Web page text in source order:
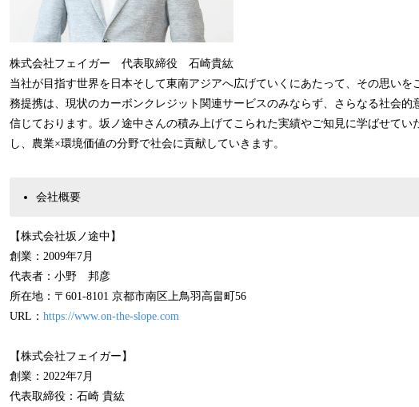
株式会社フェイガー 代表取締役 石崎貴紘
当社が目指す世界を日本そして東南アジアへ広げていくにあたって、その思いを
務提携は、現状のカーボンクレジット関連サービスのみならず、さらなる社会的
信じております。坂ノ途中さんの積み上げてこられた実績やご知見に学ばせてい
し、農業×環境価値の分野で社会に貢献していきます。
会社概要
【株式会社坂ノ途中】
創業：2009年7月
代表者：小野 邦彦
所在地：〒601-8101 京都市南区上鳥羽高畠町56
URL： https://www.on-the-slope.com
【株式会社フェイガー】
創業：2022年7月
代表取締役：石崎 貴紘